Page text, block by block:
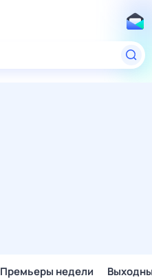
Премьеры недели